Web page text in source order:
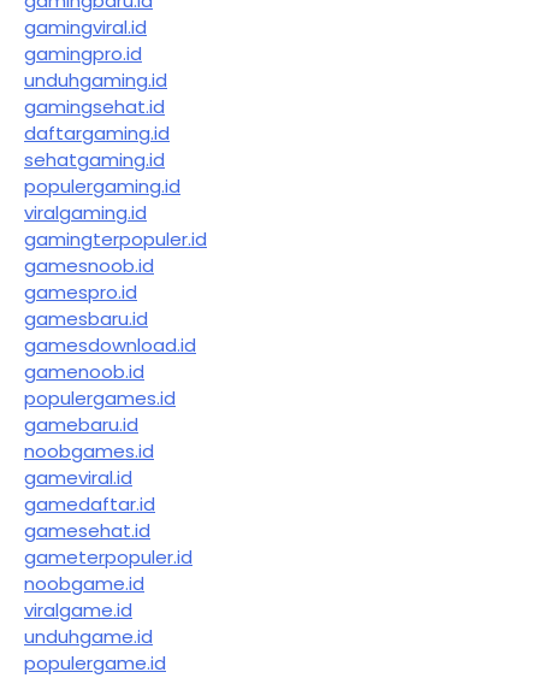
gamingviral.id
gamingpro.id
unduhgaming.id
gamingsehat.id
daftargaming.id
sehatgaming.id
populergaming.id
viralgaming.id
gamingterpopuler.id
gamesnoob.id
gamespro.id
gamesbaru.id
gamesdownload.id
gamenoob.id
populergames.id
gamebaru.id
noobgames.id
gameviral.id
gamedaftar.id
gamesehat.id
gameterpopuler.id
noobgame.id
viralgame.id
unduhgame.id
populergame.id